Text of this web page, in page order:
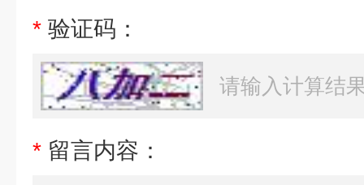
* 验证码：
* 留言内容：